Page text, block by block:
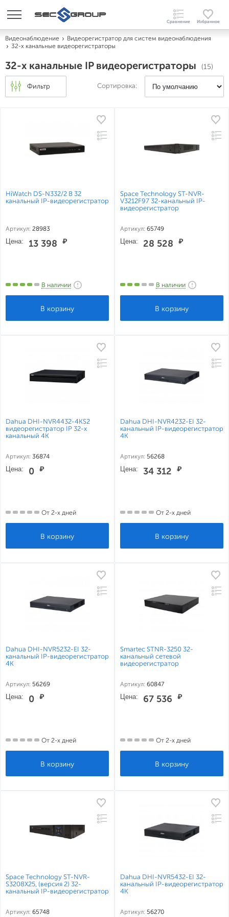
Видеонаблюдение
Видеорегистратор для систем видеонаблюдения
32-х канальные видеорегистраторы
32-х канальные IP видеорегистраторы (15)
Фильтр Сортировка:
HiWatch DS-N332/2 B 32
канальный IP-видеорегистратор
Артикул: 28983
Цена: 13 398 ₽
В наличии
Space Technology ST-NVR-
V3212F97 32-канальный IP-
видеорегистратор
Артикул: 65749
Цена: 28 528 ₽
В наличии
Dahua DHI-NVR4432-4KS2
видеорегистратор IP 32-х
канальный 4K
Артикул: 36874
Цена: 0 ₽
От 2-х дней
Dahua DHI-NVR4232-EI 32-
канальный IP-видеорегистратор
4K
Артикул: 56268
Цена: 34 312 ₽
От 2-х дней
Dahua DHI-NVR5232-EI 32-
канальный IP-видеорегистратор
4K
Артикул: 56269
Цена: 0 ₽
От 2-х дней
Smartec STNR-3250 32-
канальный сетевой
видеорегистратор
Артикул: 60847
Цена: 67 536 ₽
От 2-х дней
Space Technology ST-NVR-
S3208X25, (версия 2) 32-
канальный IP-видеорегистратор
Артикул: 65748
Dahua DHI-NVR5432-EI 32-
канальный IP-видеорегистратор
4K
Артикул: 56270